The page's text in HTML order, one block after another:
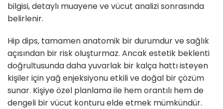
bilgisi, detaylı muayene ve vücut analizi sonrasında
belirlenir.
Hip dips, tamamen anatomik bir durumdur ve sağlık
açısından bir risk oluşturmaz. Ancak estetik beklenti
doğrultusunda daha yuvarlak bir kalça hattı isteyen
kişiler için yağ enjeksiyonu etkili ve doğal bir çözüm
sunar. Kişiye özel planlama ile hem orantılı hem de
dengeli bir vücut konturu elde etmek mümkündür.